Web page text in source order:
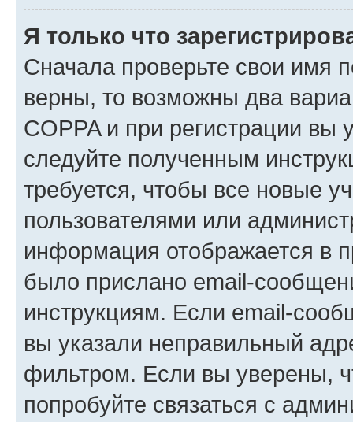
Я только что
Сначала проверьте свои имя
верны, то возможны два
COPPA и при регистрации вы
следуйте полученным
требуется, чтобы все новые
пользователями или
информация отображается в
было прислано email-
инструкциям. Если email-
вы указали неправильный
фильтром. Если вы уверены,
попробуйте связаться с